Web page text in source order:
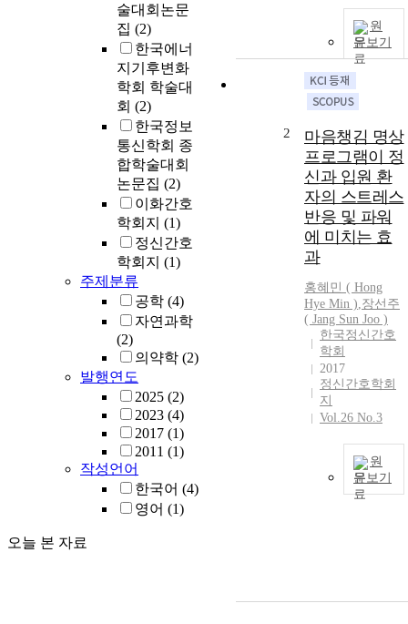
술대회논문
집 (2)
한국에너
지기후변화
학회 학술대
회 (2)
한국정보
통신학회 종
합학술대회
논문집 (2)
이화간호
학회지 (1)
정신간호
학회지 (1)
주제분류
공학 (4)
자연과학
(2)
의약학 (2)
발행연도
2025 (2)
2023 (4)
2017 (1)
2011 (1)
작성언어
한국어 (4)
영어 (1)
오늘 본 자료
원
문보기
2
마음챙김 명상
프로그램이 정
신과 입원 환
자의 스트레스
반응 및 파워
에 미치는 효
과
홍혜민 ( Hong
Hye Min ),장선주
( Jang Sun Joo )
한국정신간호
학회
2017
정신간호학회
지
Vol.26 No.3
원
문보기